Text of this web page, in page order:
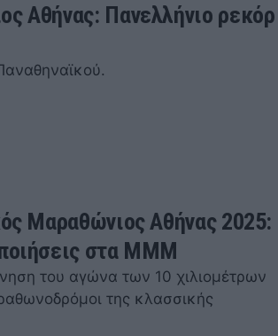
Αθήνας: Πανελλήνιο ρεκόρ
Μαραθώνιος Αθήνας 2025:
στα ΜΜΜ
του αγώνα των 10 χιλιομέτρων
της κλασσικής